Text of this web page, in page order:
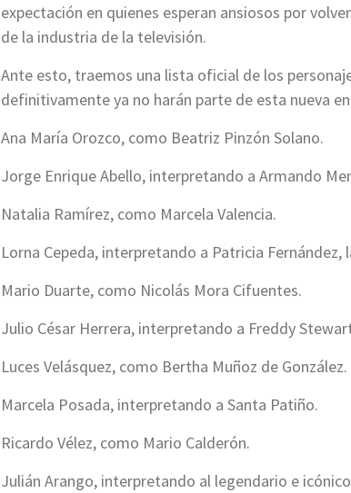
expectación en quienes esperan ansiosos por
de la industria de la televisión.
Ante esto, traemos una lista oficial de los
definitivamente ya no harán parte de esta nueva
Ana María Orozco, como Beatriz Pinzón Solano.
Jorge Enrique Abello, interpretando a Armando
Natalia Ramírez, como Marcela Valencia.
Lorna Cepeda, interpretando a Patricia Fernández,
Mario Duarte, como Nicolás Mora Cifuentes.
Julio César Herrera, interpretando a Freddy
Luces Velásquez, como Bertha Muñoz de González.
Marcela Posada, interpretando a Santa Patiño.
Ricardo Vélez, como Mario Calderón.
Julián Arango, interpretando al legendario e